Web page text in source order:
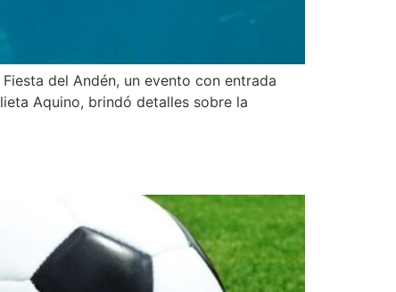
del Andén, un evento con entrada
Aquino, brindó detalles sobre la